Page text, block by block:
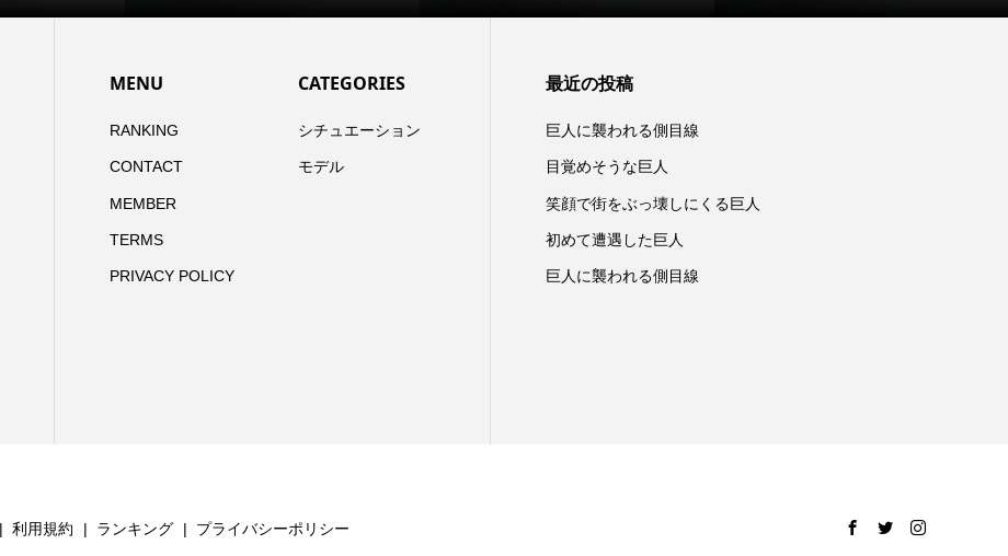
MENU
RANKING
CONTACT
MEMBER
TERMS
PRIVACY POLICY
CATEGORIES
シチュエーション
モデル
最近の投稿
巨人に襲われる側目線
目覚めそうな巨人
笑顔で街をぶっ壊しにくる巨人
初めて遭遇した巨人
巨人に襲われる側目線
利用規約 ランキング プライバシーポリシー